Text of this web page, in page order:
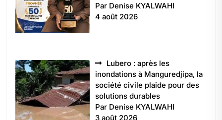
Par Denise KYALWAHI
4 août 2026
Lubero : après les
inondations à Manguredjipa, la
société civile plaide pour des
solutions durables
Par Denise KYALWAHI
3 août 2026